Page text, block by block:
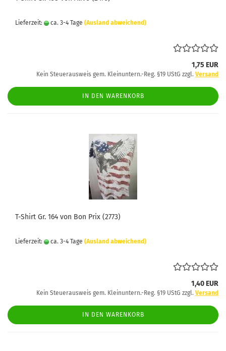
Lieferzeit: ca. 3-4 Tage (Ausland abweichend)
1,75 EUR
Kein Steuerausweis gem. Kleinuntern.-Reg. §19 UStG zzgl. Versand
IN DEN WARENKORB
T-Shirt Gr. 164 von Bon Prix (2773)
Lieferzeit: ca. 3-4 Tage (Ausland abweichend)
1,40 EUR
Kein Steuerausweis gem. Kleinuntern.-Reg. §19 UStG zzgl. Versand
IN DEN WARENKORB